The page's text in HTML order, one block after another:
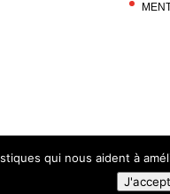
qui nous aident à